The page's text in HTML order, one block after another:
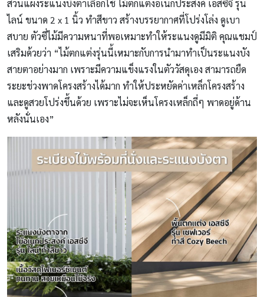
ส่วนแผงระแนงบังตาเลือกใช้ ไม้ตกแต่งอเนกประสงค์ เอสซีจี รุ่น
ไลน์ ขนาด 2 x 1 นิ้ว ทำสีขาว สร้างบรรยากาศที่โปร่งโล่ง ดูเบา
สบาย ตัวซี่ไม้มีความหนาที่พอเหมาะทำให้ระแนงดูมีมิติ คุณแชมป์
เสริมด้วยว่า “ไม้ตกแต่งรุ่นนี้เหมาะกับการนำมาทำเป็นระแนงบัง
สายตาอย่างมาก เพราะมีความแข็งแรงในตัววัสดุเอง สามารถยืด
ระยะช่วงพาดโครงสร้างได้มาก ทำให้ประหยัดค่าเหล็กโครงสร้าง
และดูสวยโปร่งขึ้นด้วย เพราะไม่จะเห็นโครงเหล็กถี่ๆ พาดอยู่ด้าน
หลังนั่นเอง”